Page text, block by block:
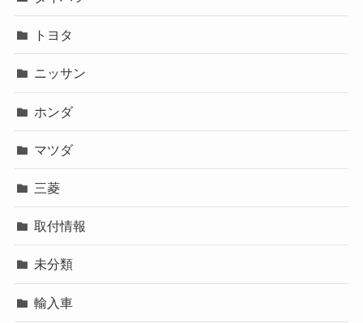
トヨタ
ニッサン
ホンダ
マツダ
三菱
取付情報
未分類
輸入車